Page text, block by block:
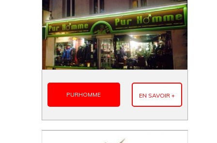
PURHOMME EN SAVOIR +